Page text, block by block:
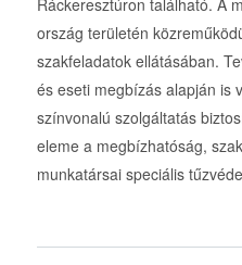
Ráckeresztúron található. A
ország területén
szakfeladatok ellátásában.
és eseti megbízás alapján is
színvonalú szolgáltatás
eleme a megbízhatóság,
munkatársai speciális